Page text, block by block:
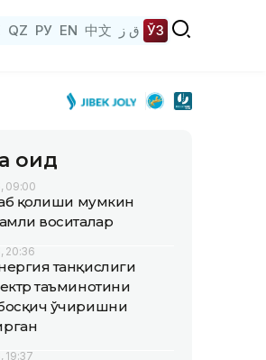
QZ РУ EN 中文 ق ز ЎЗ
оид
09:00
қолиши мумкин
воситалар
20:36
танқислиги
таъминотини
ўчиришни
19:37